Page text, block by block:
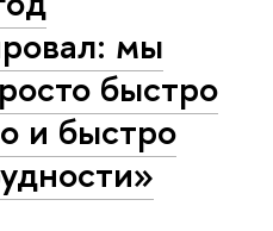
мы
быстро
и быстро